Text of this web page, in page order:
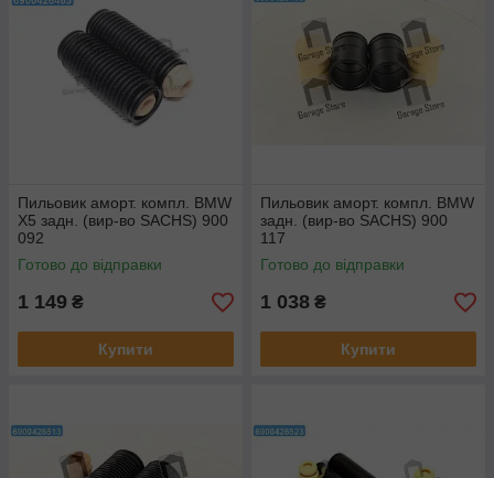
Пильовик аморт. компл. BMW
X5 задн. (вир-во SACHS) 900
092
Готово до відправки
1 149 ₴
Купити
Пильовик аморт. компл. BMW
задн. (вир-во SACHS) 900
117
Готово до відправки
1 038 ₴
Купити